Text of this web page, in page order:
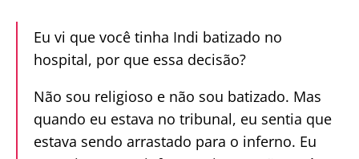
Eu vi que você tinha Indi batizado no
hospital, por que essa decisão?
Não sou religioso e não sou batizado. Mas
quando eu estava no tribunal, eu sentia que
estava sendo arrastado para o inferno. Eu